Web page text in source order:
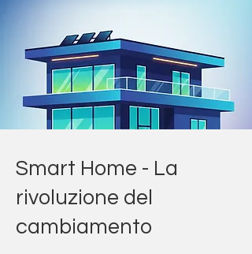
Smart Home - La
rivoluzione del
cambiamento